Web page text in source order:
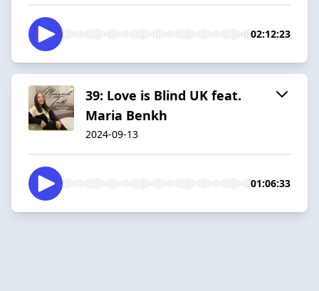
02:12:23
39: Love is Blind UK feat.
Maria Benkh
2024-09-13
01:06:33